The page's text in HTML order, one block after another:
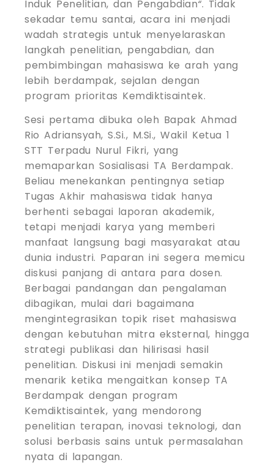
Induk Penelitian, dan Pengabdian“. Tidak
sekadar temu santai, acara ini menjadi
wadah strategis untuk menyelaraskan
langkah penelitian, pengabdian, dan
pembimbingan mahasiswa ke arah yang
lebih berdampak, sejalan dengan
program prioritas Kemdiktisaintek.
Sesi pertama dibuka oleh Bapak Ahmad
Rio Adriansyah, S.Si., M.Si., Wakil Ketua 1
STT Terpadu Nurul Fikri, yang
memaparkan Sosialisasi TA Berdampak.
Beliau menekankan pentingnya setiap
Tugas Akhir mahasiswa tidak hanya
berhenti sebagai laporan akademik,
tetapi menjadi karya yang memberi
manfaat langsung bagi masyarakat atau
dunia industri. Paparan ini segera memicu
diskusi panjang di antara para dosen.
Berbagai pandangan dan pengalaman
dibagikan, mulai dari bagaimana
mengintegrasikan topik riset mahasiswa
dengan kebutuhan mitra eksternal, hingga
strategi publikasi dan hilirisasi hasil
penelitian. Diskusi ini menjadi semakin
menarik ketika mengaitkan konsep TA
Berdampak dengan program
Kemdiktisaintek, yang mendorong
penelitian terapan, inovasi teknologi, dan
solusi berbasis sains untuk permasalahan
nyata di lapangan.